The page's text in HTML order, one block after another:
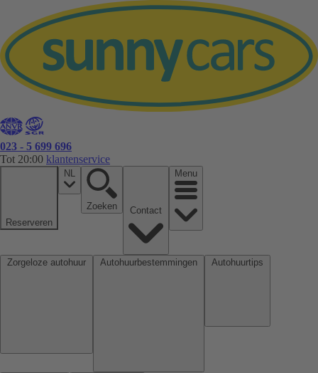
023 - 5 699 696
Tot 20:00 klantenservice
Reserveren
NL
Zoeken
Menu